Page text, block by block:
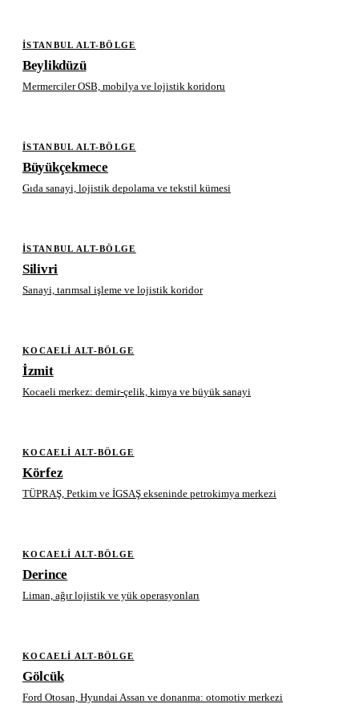
İSTANBUL ALT-BÖLGE
Beylikdüzü
Mermerciler OSB, mobilya ve lojistik koridoru
İSTANBUL ALT-BÖLGE
Büyükçekmece
Gıda sanayi, lojistik depolama ve tekstil kümesi
İSTANBUL ALT-BÖLGE
Silivri
Sanayi, tarımsal işleme ve lojistik koridor
KOCAELI ALT-BÖLGE
İzmit
Kocaeli merkez: demir-çelik, kimya ve büyük sanayi
KOCAELI ALT-BÖLGE
Körfez
TÜPRAŞ, Petkim ve İGSAŞ ekseninde petrokimya merkezi
KOCAELI ALT-BÖLGE
Derince
Liman, ağır lojistik ve yük operasyonları
KOCAELI ALT-BÖLGE
Gölcük
Ford Otosan, Hyundai Assan ve donanma: otomotiv merkezi